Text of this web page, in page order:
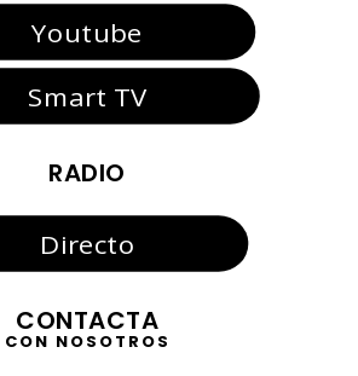
Youtube
Smart TV
RADIO
Directo
CONTACTA
CON NOSOTROS